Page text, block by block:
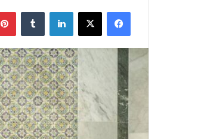
فيسبوك X لينكدإن